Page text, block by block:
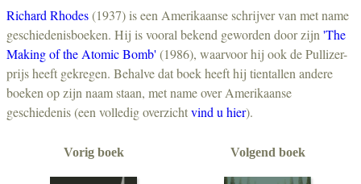
Richard Rhodes(1937) is een Amerikaanse schrijver van met name
geschiedenisboeken. Hij is vooral bekend geworden door zijn 'The
Making of the Atomic Bomb' (1986), waarvoor hij ook de Pullizer-
prijs heeft gekregen. Behalve dat boek heeft hij tientallen andere
boeken op zijn naam staan, met name over Amerikaanse
geschiedenis (een volledig overzichtvind u hier).
Vorig boek Volgend boek